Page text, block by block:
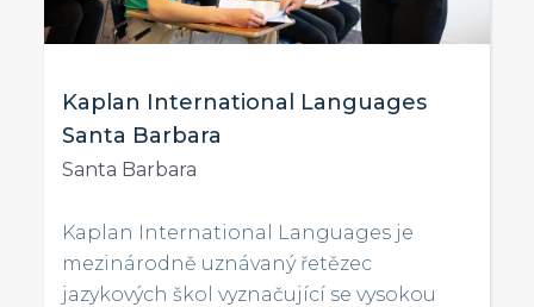
Kaplan International Languages
Santa Barbara
Santa Barbara
Kaplan International Languages je
mezinárodně uznávaný řetězec
jazykových škol vyznačující se vysokou